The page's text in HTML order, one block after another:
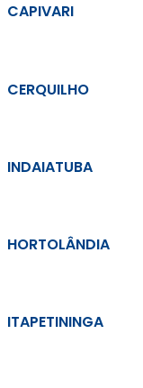
CAPIVARI
CERQUILHO
INDAIATUBA
HORTOLÂNDIA
ITAPETININGA